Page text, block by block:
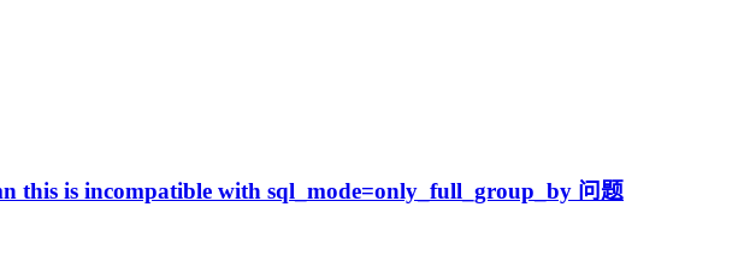
this is incompatible with sql_mode=only_full_group_by 问题